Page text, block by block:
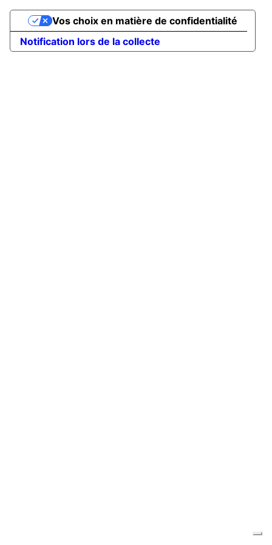
Notification lors de la collecte
Vos choix en matière de confidentialité